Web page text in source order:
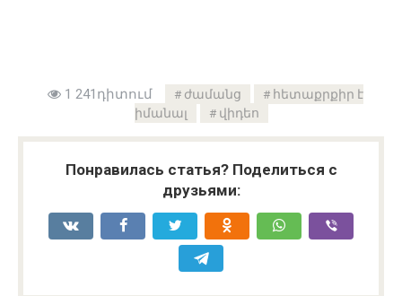
1 241դիտում ժամանց
հետաքրքիր է
իմանալ
վիդեո
Понравилась статья? Поделиться с
друзьями: